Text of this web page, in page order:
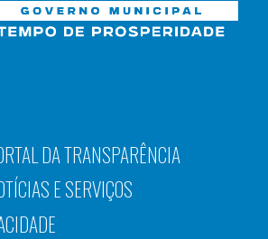
DA TRANSPARÊNCIA
E SERVIÇOS